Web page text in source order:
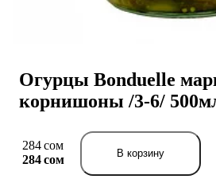
Огурцы Bonduelle
корнишоны /3-6/
284 сом
284 сом
В корзину